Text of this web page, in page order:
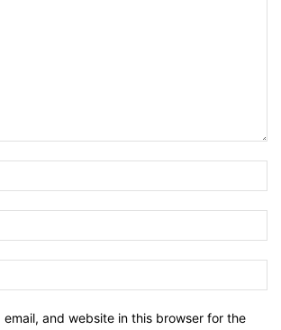
email, and website in this browser for the